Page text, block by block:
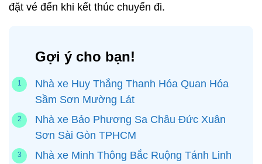
đặt vé đến khi kết thúc chuyến đi.
Gợi ý cho bạn!
Nhà xe Huy Thắng Thanh Hóa Quan Hóa
Sầm Sơn Mường Lát
Nhà xe Bảo Phương Sa Châu Đức Xuân
Sơn Sài Gòn TPHCM
Nhà xe Minh Thông Bắc Ruộng Tánh Linh